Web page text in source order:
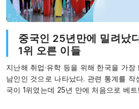
중국인 25년만에 밀려났
1위 오른 이들
지난해 취업·유학 등을 위해 한국을 가
남인인 것으로 나타났다. 관련 통계를
국이 1위였는데 25년 만에 처음으로 베